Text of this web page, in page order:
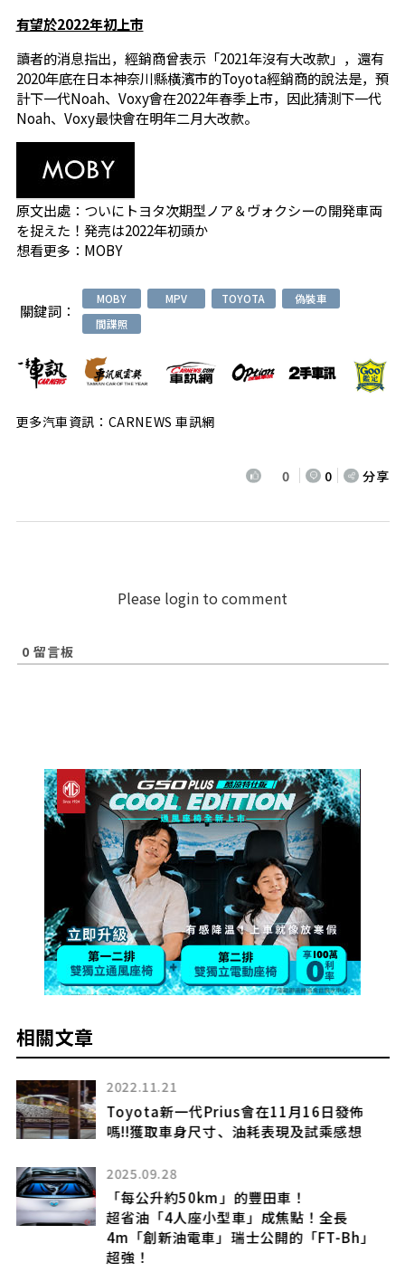
有望於2022年初上市
讀者的消息指出，經銷商曾表示「2021年沒有大改款」，還有
2020年底在日本神奈川縣橫濱市的Toyota經銷商的說法是，預
計下一代Noah、Voxy會在2022年春季上市，因此猜測下一代
Noah、Voxy最快會在明年二月大改款。
原文出處： ついにトヨタ次期型ノア＆ヴォクシーの開発車両
を捉えた！発売は2022年初頭か
想看更多： MOBY
關鍵詞：
MOBY MPV TOYOTA
偽裝車
間諜照
更多汽車資訊：CARNEWS 車訊網
0 0 分享
Please login to comment
0 留言板
相關文章
2024.04.11
【美女特集】直線加速賽女性賽車手喜歡
Fairlady Z兼具耐看及新穎感的設計♡
2022.05.03
Honda新型「e:NS1」、「e:NP1」亮相!
Honda在中國首次推出的BEV上市&開放預
約